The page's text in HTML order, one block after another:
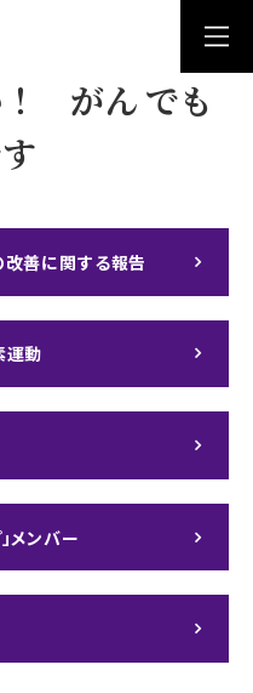
！ がん でも
改善に関する報告
運動
メンバー